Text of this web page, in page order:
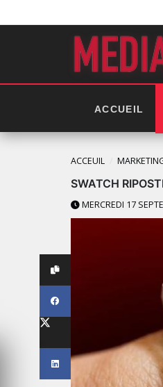
ACCUEIL
ACCEUIL
SWATCH
MERCREDI 17
2026